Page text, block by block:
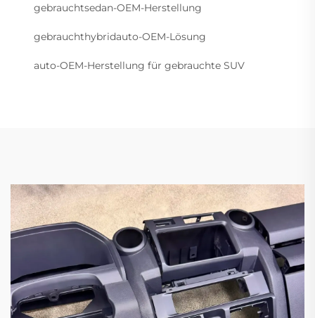
gebrauchtsedan-OEM-Herstellung
gebrauchthybridauto-OEM-Lösung
auto-OEM-Herstellung für gebrauchte SUV